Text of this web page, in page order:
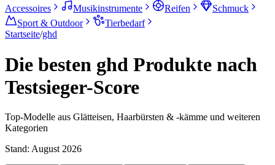
Accessoires
Musikinstrumente Reifen
Schmuck
Sport & Outdoor
Tierbedarf
Startseite/ghd
Die besten ghd Produkte nach
Testsieger-Score
Top-Modelle aus Glätteisen, Haarbürsten & -kämme und weiteren
Kategorien
Stand: August 2026